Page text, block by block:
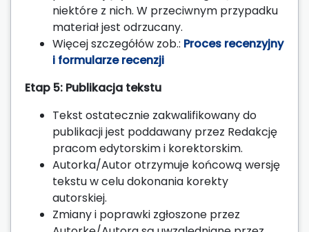
niektóre z nich. W przeciwnym przypadku
materiał jest odrzucany.
Więcej szczegółów zob.: Proces recenzyjny
i formularze recenzji
Etap 5: Publikacja tekstu
Tekst ostatecznie zakwalifikowany do
publikacji jest poddawany przez Redakcję
pracom edytorskim i korektorskim.
Autorka/Autor otrzymuje końcową wersję
tekstu w celu dokonania korekty
autorskiej.
Zmiany i poprawki zgłoszone przez